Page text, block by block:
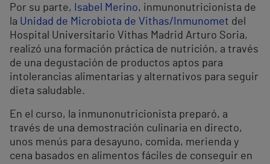
Por su parte, Isabel Merino, inmunonutricionista de
la Unidad de Microbiota de Vithas/Inmunomet del
Hospital Universitario Vithas Madrid Arturo Soria,
realizó una formación práctica de nutrición, a través
de una degustación de productos aptos para
intolerancias alimentarias y alternativos para seguir
dieta saludable.
En el curso, la inmunonutricionista preparó, a
través de una demostración culinaria en directo,
unos menús para desayuno, comida, merienda y
cena basados en alimentos fáciles de conseguir en